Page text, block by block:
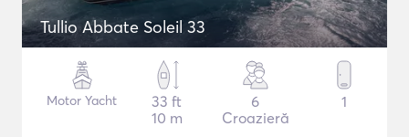
Tullio Abbate Soleil 33
Motor Yacht
33 ft
10 m
6
Croazieră
1